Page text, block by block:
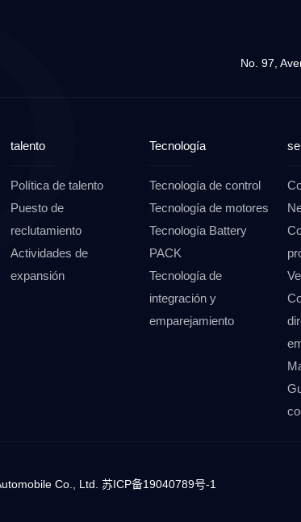
No. 97,
talento
Política de talento
Puesto de
reclutamiento
Actividades de
expansión
Tecnología
Tecnología de control
Tecnología de motores
Tecnología Battery
PACK
Tecnología de
integración y
emparejamiento
Co., Ltd. 苏ICP备19040789号-1